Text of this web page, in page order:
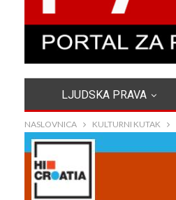
LJUDSKA PRAVA
NASLOVNICA KULTURNI KUTAK